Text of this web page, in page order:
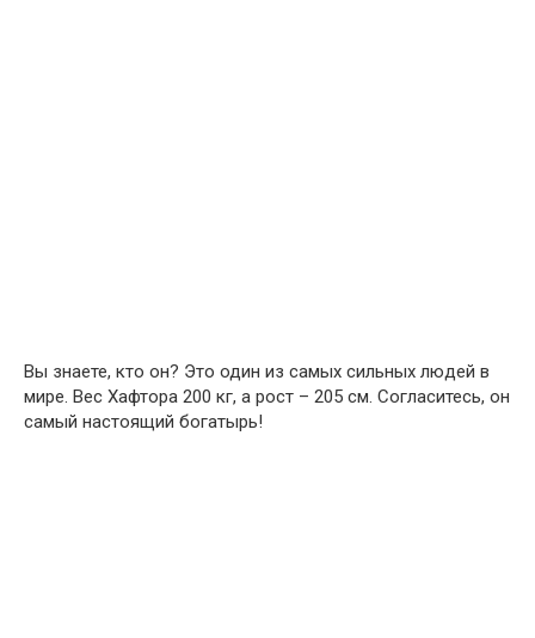
Вы знаете, кто он? Это один из самых сильных людей в
мире. Вес Хафтора 200 кг, а рост – 205 см. Согласитесь, он
самый настоящий богатырь!